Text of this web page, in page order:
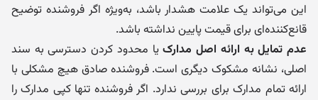
این می‌تواند یک علامت هشدار باشد، به‌ویژه اگر فروشنده توضیح
قانع‌کننده‌ای برای قیمت پایین نداشته باشد.
عدم تمایل به ارائه اصل مدارکیا محدود کردن دسترسی به سند
اصلی، نشانه مشکوک دیگری است. فروشنده صادق هیچ مشکلی با
ارائه تمام مدارک برای بررسی ندارد. اگر فروشنده تنها کپی مدارک را